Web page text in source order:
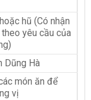
hũ (Có nhận
yêu cầu của
Dũng Hà
món ăn để
vị